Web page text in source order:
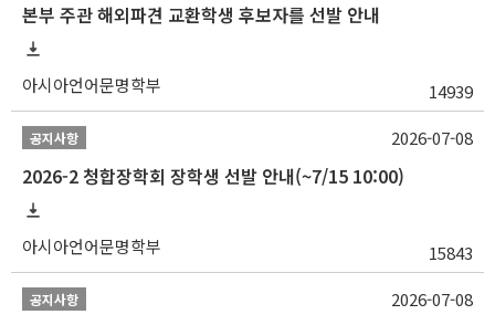
본부 주관 해외파견 교환학생 후보자를 선발 안내
아시아언어문명학부 14939
공지사항
2026-2 청합장학회 장학생 선발 안내(~7/15 10:00)
아시아언어문명학부 15843
2026-07-08
공지사항 2026-07-08